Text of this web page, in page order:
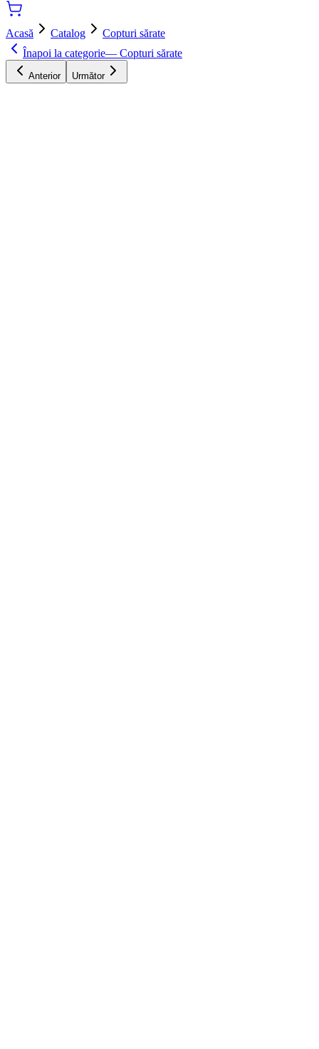
Acasă Catalog
Copturi sărate
Înapoi la categorie— Copturi sărate
Anterior Următor